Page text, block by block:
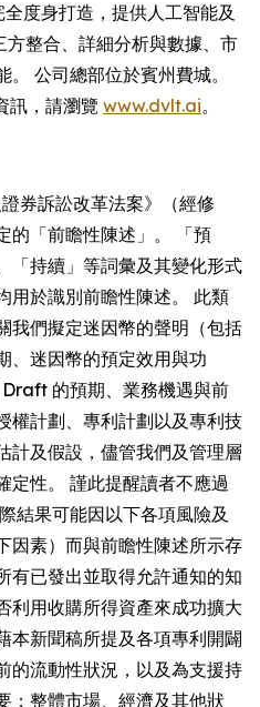
度身打造，提供人工智能及
整合、詳細分析與數據、市
公司總部位於賓州費城。
，請瀏覽 www.dvlt.ai。
券訴訟改革法案》（經修
的「前瞻性陳述」。 「預
「持續」等詞彙及其變化形式
用於識別前瞻性陳述。 此類
我們擬定迷因幣的聲明（包括
、迷因幣的預定效用與功
的預期、業務機遇與前
權計劃、專利計劃以及專利技
計及假設，儘管我們及管理層
定性。 謹此提醒讀者不應過
結果可能因以下各項風險及
因素）而與前瞻性陳述所示存
有已發出並取得允許通知的知
利用收購所得資產來成功擴大
本新聞稿所提及各項專利開闢
的流動性狀況，以及為支援持
；整體市場、經濟及其他狀